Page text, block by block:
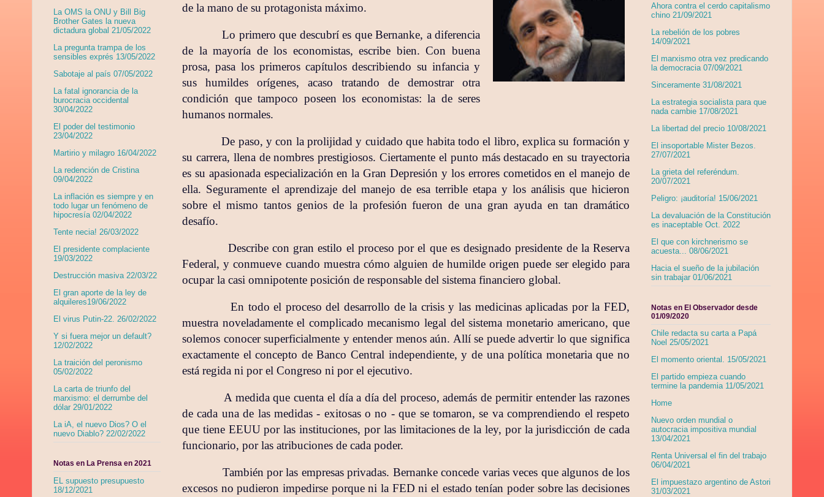
de la mano de su protagonista máximo.
Lo primero que descubrí es que Bernanke, a diferencia
de la mayoría de los economistas, escribe bien. Con buena
prosa, pasa los primeros capítulos describiendo su infancia y
sus humildes orígenes, acaso tratando de demostrar otra
condición que tampoco poseen los economistas: la de seres
humanos normales.
De paso, y con la prolijidad y cuidado que habita todo el libro, explica su formación y
su carrera, llena de nombres prestigiosos. Ciertamente el punto más destacado en su trayectoria
es su apasionada especialización en la Gran Depresión y los errores cometidos en el manejo de
ella. Seguramente el aprendizaje del manejo de esa terrible etapa y los análisis que hicieron
sobre el mismo tantos genios de la profesión fueron de una gran ayuda en tan dramático
desafío.
Describe con gran estilo el proceso por el que es designado presidente de la Reserva
Federal, y conmueve cuando muestra cómo alguien de humilde origen puede ser elegido para
ocupar la casi omnipotente posición de responsable del sistema financiero global.
En todo el proceso del desarrollo de la crisis y las medicinas aplicadas por la FED,
muestra noveladamente el complicado mecanismo legal del sistema monetario americano, que
solemos conocer superficialmente y entender menos aún. Allí se puede advertir lo que significa
exactamente el concepto de Banco Central independiente, y de una política monetaria que no
está regida ni por el Congreso ni por el ejecutivo.
A medida que cuenta el día a día del proceso, además de permitir entender las razones
de cada una de las medidas - exitosas o no - que se tomaron, se va comprendiendo el respeto
que tiene EEUU por las instituciones, por las limitaciones de la ley, por la jurisdicción de cada
funcionario, por las atribuciones de cada poder.
También por las empresas privadas. Bernanke concede varias veces que algunos de los
excesos no pudieron impedirse porque ni la FED ni el estado tenían poder sobre las decisiones
La OMS la ONU y Bill Big
Brother Gates la nueva
dictadura global 21/05/2022
La pregunta trampa de los
sensibles exprés 13/05/2022
Sabotaje al país 07/05/2022
La fatal ignorancia de la
burocracia occidental
30/04/2022
El poder del testimonio
23/04/2022
Martirio y milagro 16/04/2022
La redención de Cristina
09/04/2022
La inflación es siempre y en
todo lugar un fenómeno de
hipocresía 02/04/2022
Tente necia! 26/03/2022
El presidente complaciente
19/03/2022
Destrucción masiva 22/03/22
El gran aporte de la ley de
alquileres19/06/2022
El virus Putin-22. 26/02/2022
Y si fuera mejor un default?
12/02/2022
La traición del peronismo
05/02/2022
La carta de triunfo del
marxismo: el derrumbe del
dólar 29/01/2022
La iA, el nuevo Dios? O el
nuevo Diablo? 22/02/2022
Notas en La Prensa en 2021
EL supuesto presupuesto
18/12/2021
Ahora contra el cerdo capitalismo
chino 21/09/2021
La rebelión de los pobres
14/09/2021
El marxismo otra vez predicando
la democracia 07/09/2021
Sinceramente 31/08/2021
La estrategia socialista para que
nada cambie 17/08/2021
La libertad del precio 10/08/2021
El insoportable Mister Bezos.
27/07/2021
La grieta del referéndum.
20/07/2021
Peligro: ¡auditoría! 15/06/2021
La devaluación de la Constitución
es inaceptable Oct. 2022
El que con kirchnerismo se
acuesta... 08/06/2021
Hacia el sueño de la jubilación
sin trabajar 01/06/2021
Notas en El Observador desde
01/09/2020
Chile redacta su carta a Papá
Noel 25/05/2021
El momento oriental. 15/05/2021
El partido empieza cuando
termine la pandemia 11/05/2021
Home
Nuevo orden mundial o
autocracia impositiva mundial
13/04/2021
Renta Universal el fin del trabajo
06/04/2021
El impuestazo argentino de Astori
31/03/2021